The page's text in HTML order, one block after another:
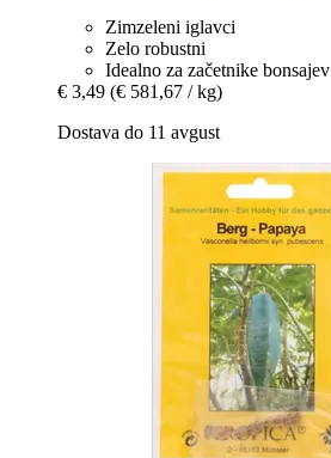
Zimzeleni iglavci
Zelo robustni
Idealno za začetnike bonsajev
€ 3,49 (€ 581,67 / kg)
Dostava do 11 avgust